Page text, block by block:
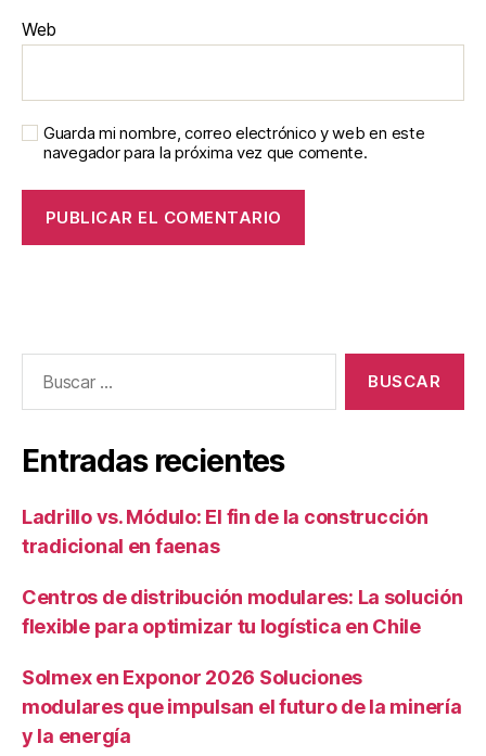
Web
Guarda mi nombre, correo electrónico y web en este
navegador para la próxima vez que comente.
Entradas recientes
Ladrillo vs. Módulo: El fin de la construcción
tradicional en faenas
Centros de distribución modulares: La solución
flexible para optimizar tu logística en Chile
Solmex en Exponor 2026 Soluciones
modulares que impulsan el futuro de la minería
y la energía